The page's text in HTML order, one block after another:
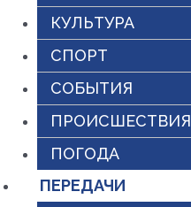
КУЛЬТУРА
СПОРТ
СОБЫТИЯ
ПРОИСШЕСТВИЯ
ПОГОДА
ПЕРЕДАЧИ